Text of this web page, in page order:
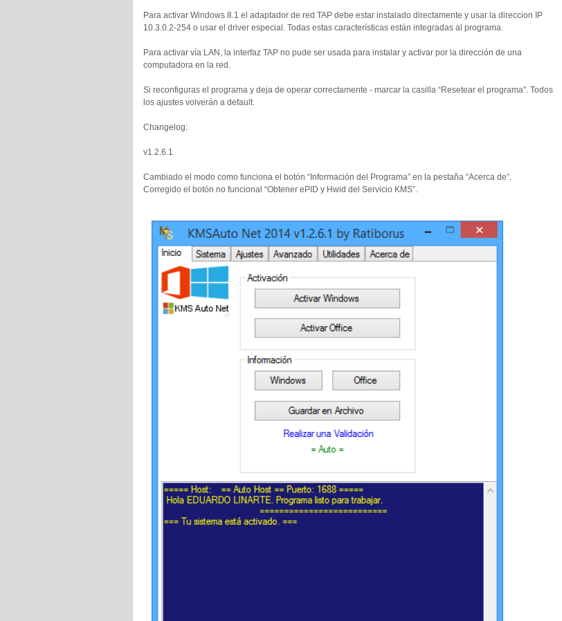
Para activar Windows 8.1 el adaptador de red TAP debe estar instalado directamente y usar la direccion IP
10.3.0.2-254 o usar el driver especial. Todas estas características están integradas al programa.
Para activar vía LAN, la interfaz TAP no pude ser usada para instalar y activar por la dirección de una
computadora en la red.
Si reconfiguras el programa y deja de operar correctamente - marcar la casilla “Resetear el programa”. Todos
los ajustes volverán a default.
Changelog:
v1.2.6.1
Cambiado el modo como funciona el botón “Información del Programa” en la pestaña “Acerca de”.
Corregido el botón no funcional “Obtener ePID y Hwid del Servicio KMS”.